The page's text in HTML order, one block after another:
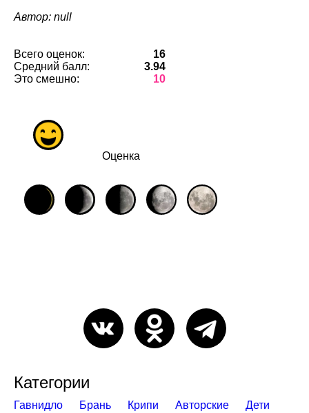
Автор: null
Всего оценок:
16
Средний балл:
3.94
Это смешно:
10
Оценка
Категории
Гавнидло Брань Крипи Авторские
Дети